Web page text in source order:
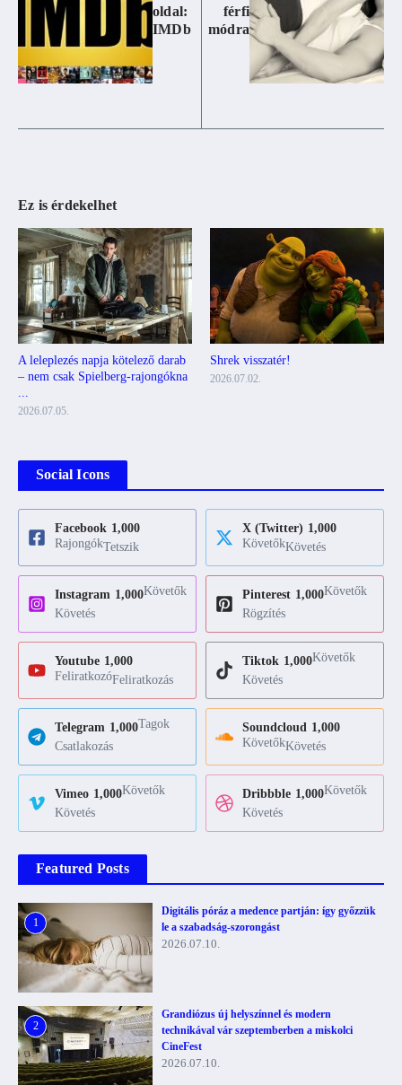
oldal:
IMDb
férfi
módra
Ez is érdekelhet
A leleplezés napja kötelező darab
– nem csak Spielberg-rajongókna
2026.07.05.
Shrek visszatér!
2026.07.02.
Social Icons
Facebook 1,000
RajongókTetszik
X (Twitter) 1,000
KövetőkKövetés
Instagram 1,000Követők
Követés
Pinterest 1,000Követők
Rögzítés
Youtube 1,000
FeliratkozóFeliratkozás
Tiktok 1,000Követők
Követés
Telegram 1,000Tagok
Csatlakozás
Soundcloud 1,000
KövetőkKövetés
Vimeo 1,000Követők
Követés
Dribbble 1,000Követők
Követés
Featured Posts
1
Digitális póráz a medence partján: így győzzük
le a szabadság-szorongást
2026.07.10.
2
Grandiózus új helyszínnel és modern
technikával vár szeptemberben a miskolci
CineFest
2026.07.10.